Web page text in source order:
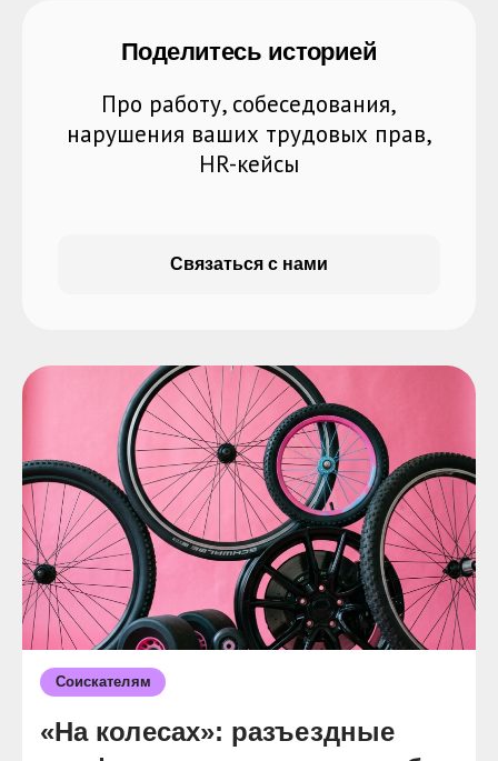
Поделитесь историей
Про работу, собеседования,
нарушения ваших трудовых прав,
HR-кейсы
Связаться с нами
Соискателям
«На колесах»: разъездные